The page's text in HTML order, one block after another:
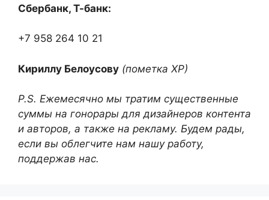
Сбербанк, Т-банк:
+7 958 264 10 21
Кириллу Белоусову (пометка ХР)
P.S. Ежемесячно мы тратим существенные
суммы на гонорары для дизайнеров контента
и авторов, а также на рекламу. Будем рады,
если вы облегчите нам нашу работу,
поддержав нас.